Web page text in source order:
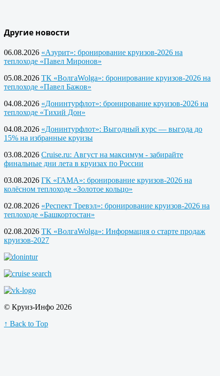
Другие новости
06.08.2026 «Азурит»: бронирование круизов-2026 на
теплоходе «Павел Миронов»
05.08.2026 ТК «ВолгаWolga»: бронирование круизов-2026 на
теплоходе «Павел Бажов»
04.08.2026 «Донинтурфлот»: бронирование круизов-2026 на
теплоходе «Тихий Дон»
04.08.2026 «Донинтурфлот»: Выгодный курс — выгода до
15% на избранные круизы
03.08.2026 Cruise.ru: Август на максимум - забирайте
финальные дни лета в круизах по России
03.08.2026 ГК «ГАМА»: бронирование круизов-2026 на
колёсном теплоходе «Золотое кольцо»
02.08.2026 «Респект Тревэл»: бронирование круизов-2026 на
теплоходе «Башкортостан»
02.08.2026 ТК «ВолгаWolga»: Информация о старте продаж
круизов-2027
© Круиз-Инфо 2026
↑ Back to Top